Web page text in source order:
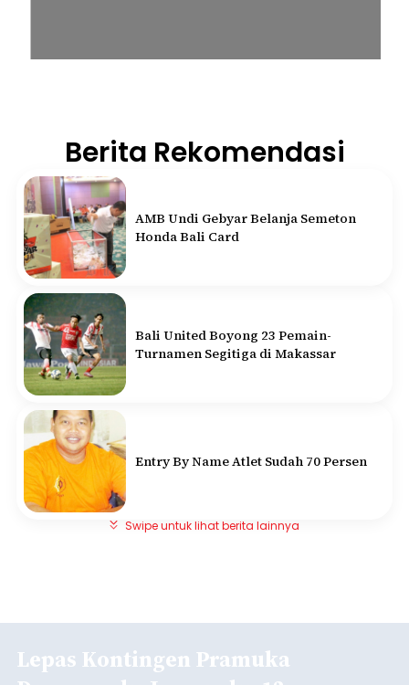
Berita Rekomendasi
AMB Undi Gebyar Belanja Semeton
Honda Bali Card
Bali United Boyong 23 Pemain-
Turnamen Segitiga di Makassar
Entry By Name Atlet Sudah 70 Persen
Swipe untuk lihat berita lainnya
Lepas Kontingen Pramuka